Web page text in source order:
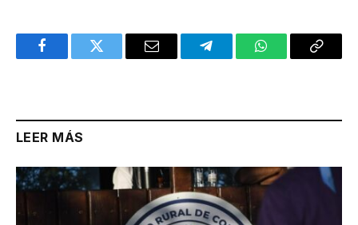
FacebookTwitter Email TelegramWhatsAppCopy
LEER MÁS